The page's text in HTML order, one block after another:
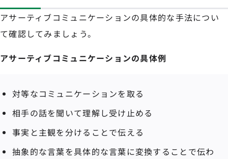
アサーティブコミュニケーションの具体的な手法につい
て確認してみましょう。
アサーティブコミュニケーションの具体例
対等なコミュニケーションを取る
相手の話を聞いて理解し受け止める
事実と主観を分けることで伝える
抽象的な言葉を具体的な言葉に変換することで伝わ